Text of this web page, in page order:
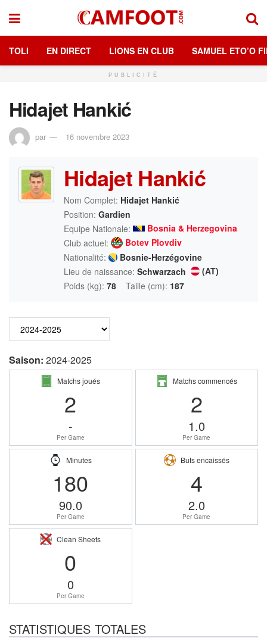
TOLI EN DIRECT LIONS EN CLUB SAMUEL ETO’O
PUBLICITÉ
Hidajet Hankić
par 16 novembre 2023
Hidajet Hankić
Nom Complet: Hidajet Hankić
Position: Gardien
Equipe Nationale:
Bosnia & Herzegovina
Club actuel:
Botev Plovdiv
Nationalité:
Bosnie-Herzégovine
Lieu de naissance: Schwarzach
(AT)
Poids (kg): 78 Taille (cm): 187
Saison: 2024-2025
Matchs joués
2
-
Per Game
Matchs commencés
2
1.0
Per Game
Minutes
180
90.0
Per Game
Buts encaissés
4
2.0
Per Game
Clean Sheets
0
0
Per Game
STATISTIQUES TOTALES